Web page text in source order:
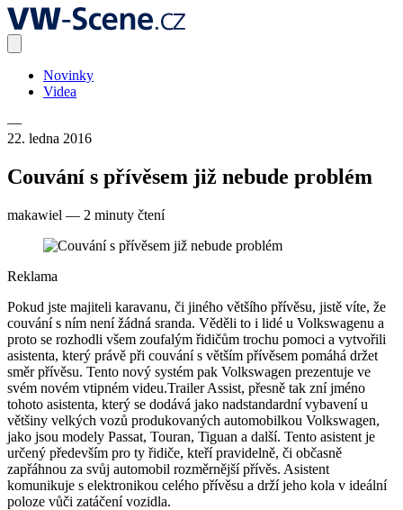
Novinky
Videa
—
22. ledna 2016
Couvání s přívěsem již nebude problém
makawiel — 2 minuty čtení
Reklama
Pokud jste majiteli karavanu, či jiného většího přívěsu, jistě víte, že
couvání s ním není žádná sranda. Věděli to i lidé u Volkswagenu a
proto se rozhodli všem zoufalým řidičům trochu pomoci a vytvořili
asistenta, který právě při couvání s větším přívěsem pomáhá držet
směr přívěsu. Tento nový systém pak Volkswagen prezentuje ve
svém novém vtipném videu.Trailer Assist, přesně tak zní jméno
tohoto asistenta, který se dodává jako nadstandardní vybavení u
většiny velkých vozů produkovaných automobilkou Volkswagen,
jako jsou modely Passat, Touran, Tiguan a další. Tento asistent je
určený především pro ty řidiče, kteří pravidelně, či občasně
zapřáhnou za svůj automobil rozměrnější přívěs. Asistent
komunikuje s elektronikou celého přívěsu a drží jeho kola v ideální
poloze vůči zatáčení vozidla.